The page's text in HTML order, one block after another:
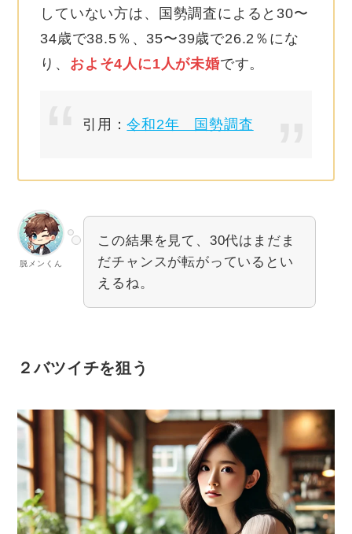
していない方は、国勢調査によると30〜
34歳で38.5％、35〜39歳で26.2％にな
り、 およそ4人に1人が未婚です。
引用：令和2年 国勢調査
脱メンくん
この結果を見て、30代はまだま
だチャンスが転がっているとい
えるね。
２バツイチを狙う